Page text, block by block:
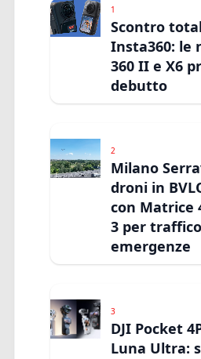
1
Scontro
Insta360: le
360 II e X6
debutto
2
Milano
droni in
con Matrice
3 per
emergenze
3
DJI Pocket
Luna Ultra: